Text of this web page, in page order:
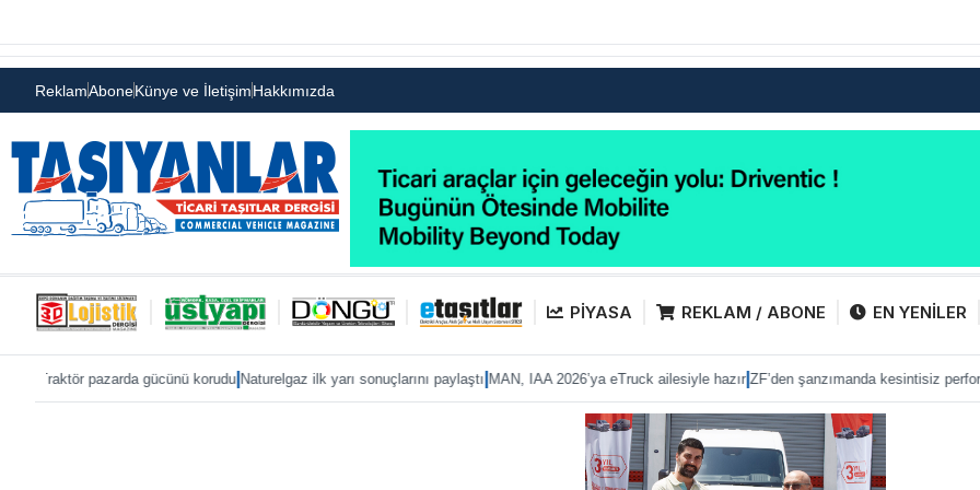
ReklamAboneKünye ve İletişimHakkımızda
PİYASA REKLAM / ABONE EN YENİLER
pazarda gücünü korudu|Naturelgaz ilk yarı sonuçlarını paylaştı|MAN, IAA 2026’ya eTruck ailesiyle hazır|ZF’den şanzımanda kesintisiz performans|